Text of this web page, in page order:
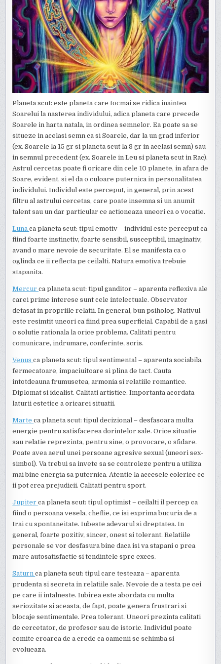
Planeta scut: este planeta care tocmai se ridica inaintea
Soarelui la nasterea individului, adica planeta care precede
Soarele in harta natala, in ordinea semnelor. Ea poate sa se
situeze in acelasi semn ca si Soarele, dar la un grad inferior
(ex. Soarele la 15 gr si planeta scut la 8 gr in acelasi semn) sau
in semnul precedent (ex. Soarele in Leu si planeta scut in Rac).
Astrul cercetas poate fi oricare din cele 10 planete, in afara de
Soare, evident, si el da o culoare puternica in personalitatea
individului. Individul este perceput, in general, prin acest
filtru al astrului cercetas, care poate insemna si un anumit
talent sau un dar particular ce actioneaza uneori ca o vocatie.
Lunaca planeta scut: tipul emotiv – individul este perceput ca
fiind foarte instinctiv, foarte sensibil, susceptibil, imaginativ,
avand o mare nevoie de securitate. El se manifesta ca o
oglinda ce ii reflecta pe ceilalti. Natura emotiva trebuie
stapanita.
Mercurca planeta scut: tipul ganditor – aparenta reflexiva ale
carei prime interese sunt cele intelectuale. Observator
detasat in propriile relatii. In general, bun psiholog. Nativul
este resimtit uneori ca fiind prea superficial. Capabil de a gasi
o solutie rationala la orice problema. Calitati pentru
comunicare, indrumare, conferinte, scris.
Venusca planeta scut: tipul sentimental – aparenta sociabila,
fermecatoare, impaciuitoare si plina de tact. Cauta
intotdeauna frumusetea, armonia si relatiile romantice.
Diplomat si idealist. Calitati artistice. Importanta acordata
laturii estetice a oricarei situatii.
Marteca planeta scut: tipul decizional – desfasoara multa
energie pentru satisfacerea dorintelor sale. Orice situatie
sau relatie reprezinta, pentru sine, o provocare, o sfidare.
Poate avea aerul unei persoane agresive sexual (uneori sex-
simbol). Va trebui sa invete sa se controleze pentru a utiliza
mai bine energia sa puternica. Atentie la accesele colerice ce
ii pot crea prejudicii. Calitati pentru sport.
Jupiterca planeta scut: tipul optimist – ceilalti il percep ca
fiind o persoana vesela, cheflie, ce isi exprima bucuria de a
trai cu spontaneitate. Iubeste adevarul si dreptatea. In
general, foarte pozitiv, sincer, onest si tolerant. Relatiile
personale se vor desfasura bine daca isi va stapani o prea
mare autosatisfactie si tendintele spre exces.
Saturnca planeta scut: tipul care testeaza – aparenta
prudenta si secreta in relatiile sale. Nevoie de a testa pe cei
pe care ii intalneste. Iubirea este abordata cu multa
seriozitate si aceasta, de fapt, poate genera frustrari si
blocaje sentimentale. Prea tolerant. Uneori prezinta calitati
de cercetator, de profesor sau de istoric. Individul poate
comite eroarea de a crede ca oamenii se schimba si
evolueaza.